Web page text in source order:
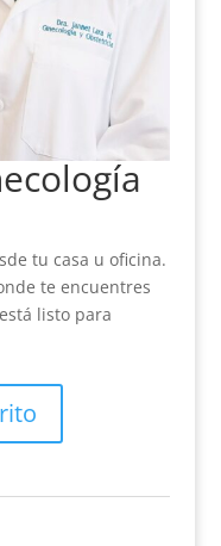
tu casa u oficina.
te encuentres
listo para